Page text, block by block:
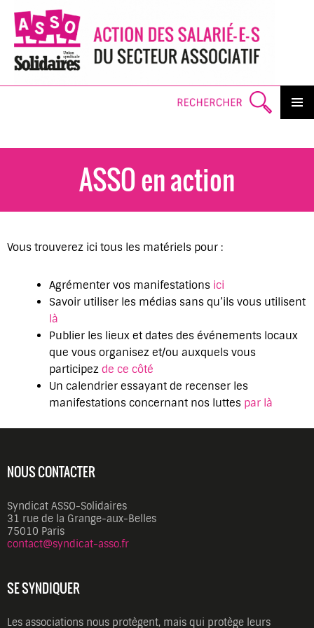
TO
ASSO en action
Vous trouverez ici tous les matériels pour :
Agrémenter vos manifestations ici
Savoir utiliser les médias sans qu’ils vous utilisent
là
Publier les lieux et dates des événements locaux
que vous organisez et/ou auxquels vous
participez de ce côté
Un calendrier essayant de recenser les
manifestations concernant nos luttes par là
NOUS CONTACTER
Syndicat ASSO-Solidaires
31 rue de la Grange-aux-Belles
75010 Paris
contact@syndicat-asso.fr
SE SYNDIQUER
Les associations nous protègent, mais qui protège leurs